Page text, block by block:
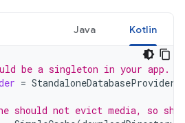
Kotlin
Java
be a singleton in your app.
= StandaloneDatabaseProvider
should not evict media, so